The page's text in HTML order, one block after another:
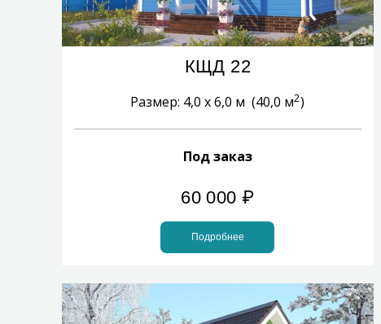
КЩД 22
Размер: 4,0 х 6,0 м (40,0 м2)
Под заказ
60 000 ₽
Подробнее